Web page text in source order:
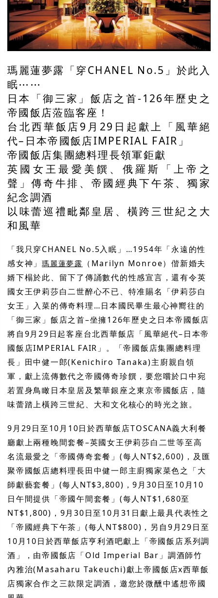
瑪麗蓮夢露「穿CHANEL No.5 」於此入
眠⋯⋯
日本「御三家」飯店之首-126年歷史之
帝國飯店蒞臨客座！
台北西華飯店 9 月 29 日起獻上「風華絕
代– 日本帝國飯店IMPERIAL FAIR 」
帝國飯店集團總料理長領軍鉅獻
英國女王最愛美饌、俄羅斯「上帝之
聲」傳奇牛排、帝國經典下午茶、獨家
紀念調酒
以味蕾巡禮毗鄰皇居、橫跨三世紀之大
和風華
「我只穿CHANEL No.5入眠」 …1954年「永遠的性
感女神」瑪麗蓮夢露 （ Marilyn Monroe）偕新婚夫
婿下榻於此、留下了傳誦數代的性感宣言，還有令英
國女王伊莉莎白二世醉心不已、特准賜名「伊莉莎白
女王」入菜的傳奇料理…日本國民畢生最心神嚮往的
「御三家」飯店之首–坐擁126年歷史之日本帝國飯店
將自9月29日起客座台北西華飯店「風華絕代–日本帝
國飯店IMPERIAL FAIR 」。「帝國飯店集團總料理
長」田中健一郎(Kenichiro Tanaka)主廚親自領
軍，獻上流傳數代之帝國傳奇珍饌，要您嚐於口中宛
若置身鳥瞰日本皇居及繁華銀座之東京帝國飯店，隨
味蕾踏上橫跨三世紀、大和文化核心的時光之旅。
9月 29日至10月 10日於西華飯店TOSCANA義大利餐
廳獻上兩種晚間套餐–英國女王伊莉莎白二世等至高
名流最愛之「帝國傳奇套餐」 (每人 NT$2,600) ，及匯
聚帝國飯店總料理長田中健一郎主廚獨家菜色之「大
師獻藝套餐」 (每人 NT$3,800) ，9月 30日至10月 10
日午間提供「帝國午間套餐」 (每人 NT$1,680至
NT$1,800) ， 9月30日至10月 31 日獻上最具代表性之
「帝國經典下午茶」 (每人 NT$800) ，另自9月29日至
10月 10日於西華飯店亨利酒吧獻上「帝國飯店系列調
酒」，由帝國飯店「Old Imperial Bar 」調酒師竹
內雅治(Masaharu Takeuchi)獻上帝國飯店x西華飯
店獨家合作之三款限定調酒，邀您於微醺中遙想帝國